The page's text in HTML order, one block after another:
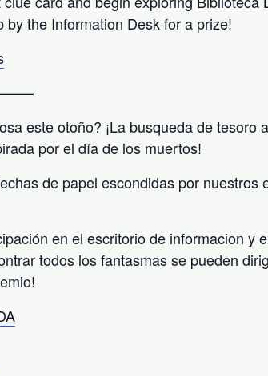
the Information Desk for a prize!
este otoño? ¡La busqueda de tesoro
por el día de los muertos!
de papel escondidas por nuestros
en el escritorio de informacion y
todos los fantasmas se pueden